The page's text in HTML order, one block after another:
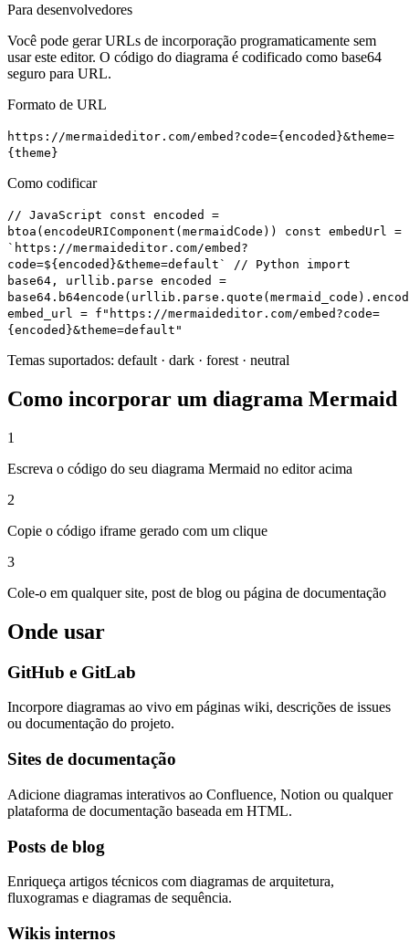
Para desenvolvedores
Você pode gerar URLs de incorporação programaticamente sem
usar este editor. O código do diagrama é codificado como base64
seguro para URL.
Formato de URL
https://mermaideditor.com/embed?code={encoded}&theme=
{theme}
Como codificar
// JavaScript const encoded =
btoa(encodeURIComponent(mermaidCode)) const embedUrl =
`https://mermaideditor.com/embed?
code=${encoded}&theme=default` // Python import
base64, urllib.parse encoded =
embed_url = f"https://mermaideditor.com/embed?code=
{encoded}&theme=default"
Temas suportados: default · dark · forest · neutral
Como incorporar um diagrama Mermaid
1
Escreva o código do seu diagrama Mermaid no editor acima
2
Copie o código iframe gerado com um clique
3
Cole-o em qualquer site, post de blog ou página de documentação
Onde usar
GitHub e GitLab
Incorpore diagramas ao vivo em páginas wiki, descrições de issues
ou documentação do projeto.
Sites de documentação
Adicione diagramas interativos ao Confluence, Notion ou qualquer
plataforma de documentação baseada em HTML.
Posts de blog
Enriqueça artigos técnicos com diagramas de arquitetura,
fluxogramas e diagramas de sequência.
Wikis internos